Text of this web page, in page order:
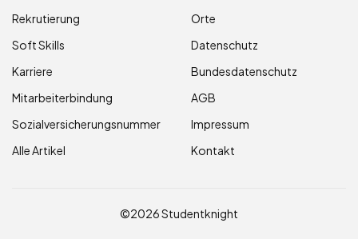
Rekrutierung
Soft Skills
Karriere
Mitarbeiterbindung
Sozialversicherungsnummer
Alle Artikel
Orte
Datenschutz
Bundesdatenschutz
AGB
Impressum
Kontakt
©2026 Studentknight